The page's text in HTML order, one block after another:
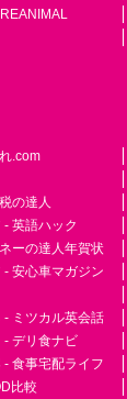
.com
の達人
英語ハック
ーの達人年賀状
安心車マガジン
ミツカル英会話
- デリ食ナビ
食事宅配ライフ
比較